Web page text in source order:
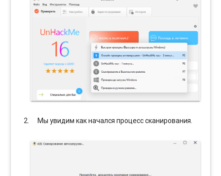
Мы увидим как начался процесс сканирования.